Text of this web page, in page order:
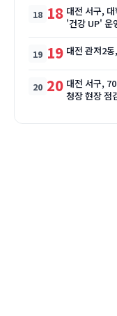
18 대전 서구,
'건강 UP' 운
19 대전 관저2
20 대전 서구,
청장 현장 점